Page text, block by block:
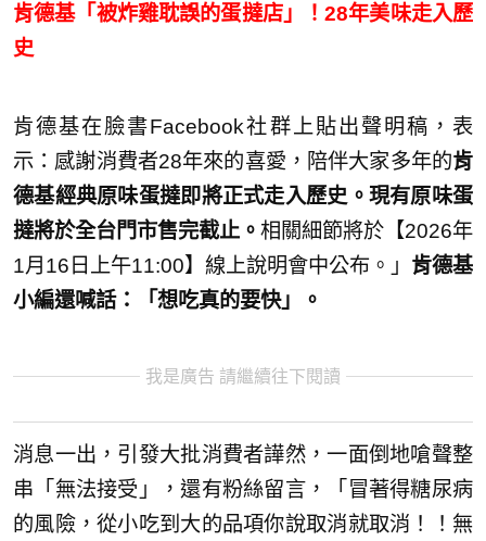
肯德基「被炸雞耽誤的蛋撻店」！28年美味走入歷
史
肯德基在臉書Facebook社群上貼出聲明稿，表
示：感謝消費者28年來的喜愛，陪伴大家多年的肯
德基經典原味蛋撻即將正式走入歷史。現有原味蛋
撻將於全台門市售完截止。 相關細節將於【2026年
1月16日上午11:00】線上說明會中公布。」 肯德基
小編還喊話：「想吃真的要快」。
我是廣告 請繼續往下閱讀
消息一出，引發大批消費者譁然，一面倒地嗆聲整
串「無法接受」，還有粉絲留言，「冒著得糖尿病
的風險，從小吃到大的品項你說取消就取消！！無